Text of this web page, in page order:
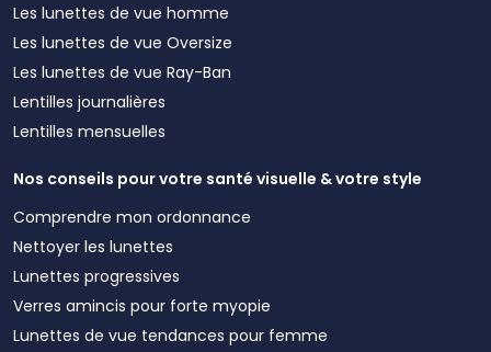
Les lunettes de vue homme
Les lunettes de vue Oversize
Les lunettes de vue Ray-Ban
Lentilles journalières
Lentilles mensuelles
Nos conseils pour votre santé visuelle & votre style
Comprendre mon ordonnance
Nettoyer les lunettes
Lunettes progressives
Verres amincis pour forte myopie
Lunettes de vue tendances pour femme